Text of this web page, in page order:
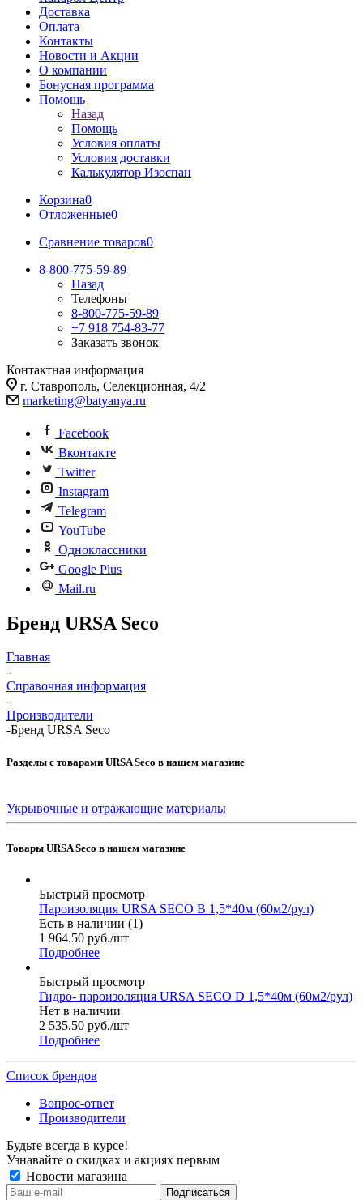
Доставка
Оплата
Контакты
Новости и Акции
О компании
Бонусная программа
Помощь
Назад
Помощь
Условия оплаты
Условия доставки
Калькулятор Изоспан
Корзина0
Отложенные0
Сравнение товаров0
8-800-775-59-89
Назад
Телефоны
8-800-775-59-89
+7 918 754-83-77
Заказать звонок
Контактная информация
г. Ставрополь, Селекционная, 4/2
marketing@batyanya.ru
Facebook
Вконтакте
Twitter
Instagram
Telegram
YouTube
Одноклассники
Google Plus
Mail.ru
Бренд URSA Seco
Главная
-
Справочная информация
-
Производители
-Бренд URSA Seco
Разделы с товарами URSA Seco в нашем магазине
Укрывочные и отражающие материалы
Товары URSA Seco в нашем магазине
Быстрый просмотр
Пароизоляция URSA SECO B 1,5*40м (60м2/рул)
Есть в наличии (1)
1 964.50 руб./шт
Подробнее
Быстрый просмотр
Гидро- пароизоляция URSA SECO D 1,5*40м (60м2/рул)
Нет в наличии
2 535.50 руб./шт
Подробнее
Список брендов
Вопрос-ответ
Производители
Будьте всегда в курсе!
Узнавайте о скидках и акциях первым
Новости магазина